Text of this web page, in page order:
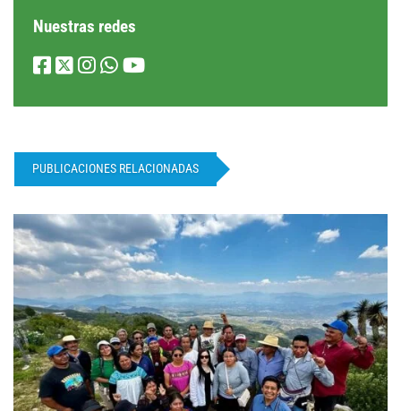
Nuestras redes
PUBLICACIONES RELACIONADAS